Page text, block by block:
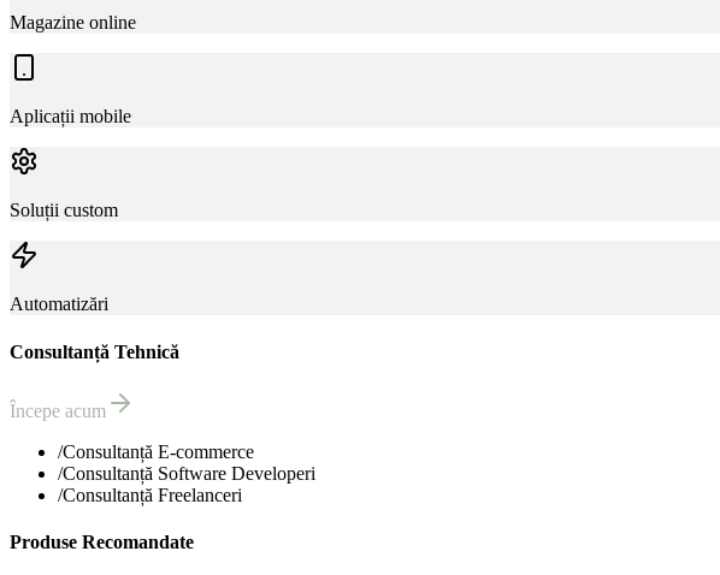
Magazine online
Aplicații mobile
Soluții custom
Automatizări
Consultanță Tehnică
Începe acum
/Consultanță E-commerce
/Consultanță Software Developeri
/Consultanță Freelanceri
Produse Recomandate